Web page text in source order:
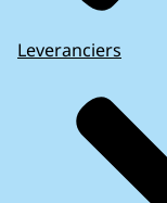
Leveranciers